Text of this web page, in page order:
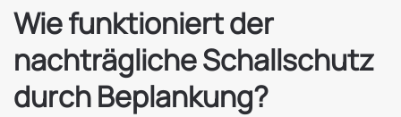
Wie funktioniert der
nachträgliche Schallschutz
durch Beplankung?